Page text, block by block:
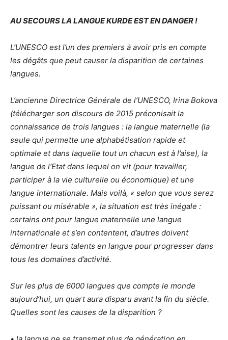
AU SECOURS LA LANGUE KURDE EST EN DANGER !
L’UNESCO est l’un des premiers à avoir pris en compte
les dégâts que peut causer la disparition de certaines
langues.
L’ancienne Directrice Générale de l’UNESCO, Irina Bokova
(télécharger son discours de 2015 préconisait la
connaissance de trois langues : la langue maternelle (la
seule qui permette une alphabétisation rapide et
optimale et dans laquelle tout un chacun est à l’aise), la
langue de l’Etat dans lequel on vit (pour travailler,
participer à la vie culturelle ou économique) et une
langue internationale. Mais voilà, « selon que vous serez
puissant ou misérable », la situation est très inégale :
certains ont pour langue maternelle une langue
internationale et s’en contentent, d’autres doivent
démontrer leurs talents en langue pour progresser dans
tous les domaines d’activité.
Sur les plus de 6000 langues que compte le monde
aujourd’hui, un quart aura disparu avant la fin du siècle.
Quelles sont les causes de la disparition ?